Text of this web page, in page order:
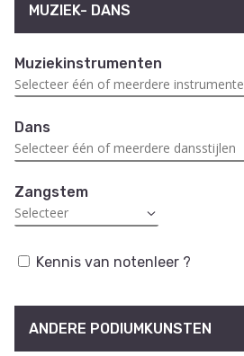
MUZIEK- DANS
Muziekinstrumenten
Dans
Zangstem
Kennis van notenleer ?
ANDERE PODIUMKUNSTEN